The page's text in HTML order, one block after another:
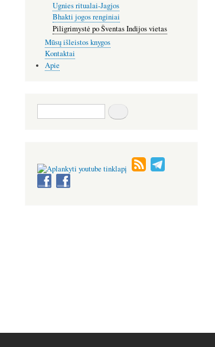
Ugnies ritualai-Jagjos
Bhakti jogos renginiai
Piligrimystė po Šventas Indijos vietas
Mūsų išleistos knygos
Kontaktai
Apie
Paieška